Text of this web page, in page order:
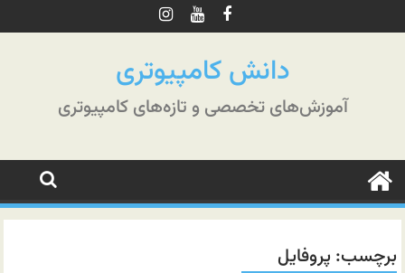
به
دانش کامپیوتری
آموزش‌های تخصصی و تازه‌های کامپیوتری
برچسب: پروفایل